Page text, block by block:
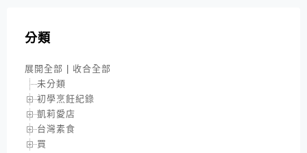
分類
展開全部
收合全部
未分類
初學烹飪紀錄
凱莉愛店
台灣素食
買